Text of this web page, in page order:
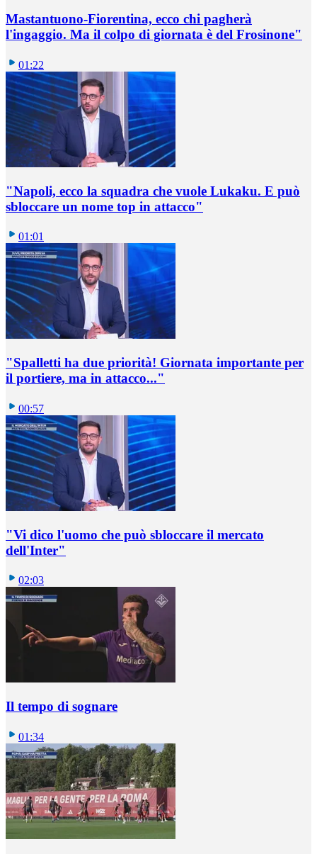
Mastantuono-Fiorentina, ecco chi pagherà
l'ingaggio. Ma il colpo di giornata è del Frosinone"
01:22
"Napoli, ecco la squadra che vuole Lukaku. E può
sbloccare un nome top in attacco"
01:01
"Spalletti ha due priorità! Giornata importante per
il portiere, ma in attacco..."
00:57
"Vi dico l'uomo che può sbloccare il mercato
dell'Inter"
02:03
Il tempo di sognare
01:34